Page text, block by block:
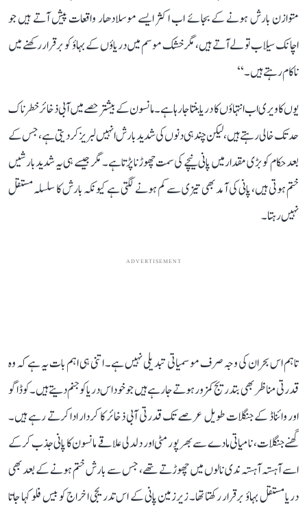
متوازن بارش ہونے کے بجائے اب اکثر ایسے موسلادھار واقعات پیش آتے ہیں جو
اچانک سیلاب تو لے آتے ہیں، مگر خشک موسم میں دریاؤں کے بہاؤ کو برقرار رکھنے میں
ناکام رہتے ہیں۔‘‘
یوں کاویری اب انتہاؤں کا دریا بنتا جا رہا ہے۔ مانسون کے بیشتر حصے میں آبی ذخائر خطرناک
حد تک خالی رہتے ہیں، لیکن چند ہی دنوں کی شدید بارش انہیں لبریز کر دیتی ہے، جس کے
بعد حکام کو بڑی مقدار میں پانی نیچے کی سمت چھوڑنا پڑتا ہے۔ مگر جیسے ہی یہ شدید بارشیں
ختم ہوتی ہیں، پانی کی آمد بھی تیزی سے کم ہونے لگتی ہے کیونکہ بارش کا سلسلہ مستقل
نہیں رہتا۔
ADVERTISEMENT
تاہم اس بحران کی وجہ صرف موسمیاتی تبدیلی نہیں ہے۔ اتنی ہی اہم بات یہ ہے کہ وہ
قدرتی مناظر بھی بتدریج کمزور ہوتے جا رہے ہیں جو خود اس دریا کو جنم دیتے ہیں۔ کوڈاگو
اور وائناڈ کے جنگلات طویل عرصے تک قدرتی آبی ذخائر کا کردار ادا کرتے رہے ہیں۔
گھنے جنگلات، نامیاتی مادے سے بھرپور مٹی اور دلدلی علاقے مانسون کا پانی جذب کر کے
اسے آہستہ آہستہ ندی نالوں میں چھوڑتے تھے، جس سے بارش ختم ہونے کے بعد بھی
دریا مستقل بہاؤ برقرار رکھتا تھا۔ زیرزمین پانی کے اس تدریجی اخراج کو بیس فلو کہا جاتا